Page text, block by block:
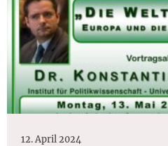
12. April 2024